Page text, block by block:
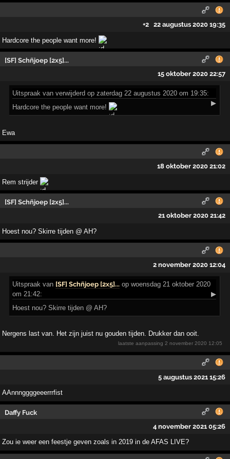
+2 22 augustus 2020 19:35
Hardcore the people want more!
[SF] Schñjoep [2x5]...
15 oktober 2020 22:57
Uitspraak van verwijderd op zaterdag 22 augustus 2020 om 19:35:
▶
Hardcore the people want more!
Ewa
18 oktober 2020 21:02
Rem strijder
[SF] Schñjoep [2x5]...
21 oktober 2020 21:42
Hoest nou? Skirre tijden @ AH?
2 november 2020 12:04
Uitspraak van [SF] Schñjoep [2x5]... op woensdag 21 oktober 2020
om 21:42:
▶
Hoest nou? Skirre tijden @ AH?
Nergens last van. Het zijn juist nu gouden tijden. Drukker dan ooit.
laatste aanpassing2 november 2020 12:05
5 augustus 2021 15:26
AAnnnggggeeerrrfist
Daffy Fuck
4 november 2021 05:26
Zou ie weer een feestje geven zoals in 2019 in de AFAS LIVE?